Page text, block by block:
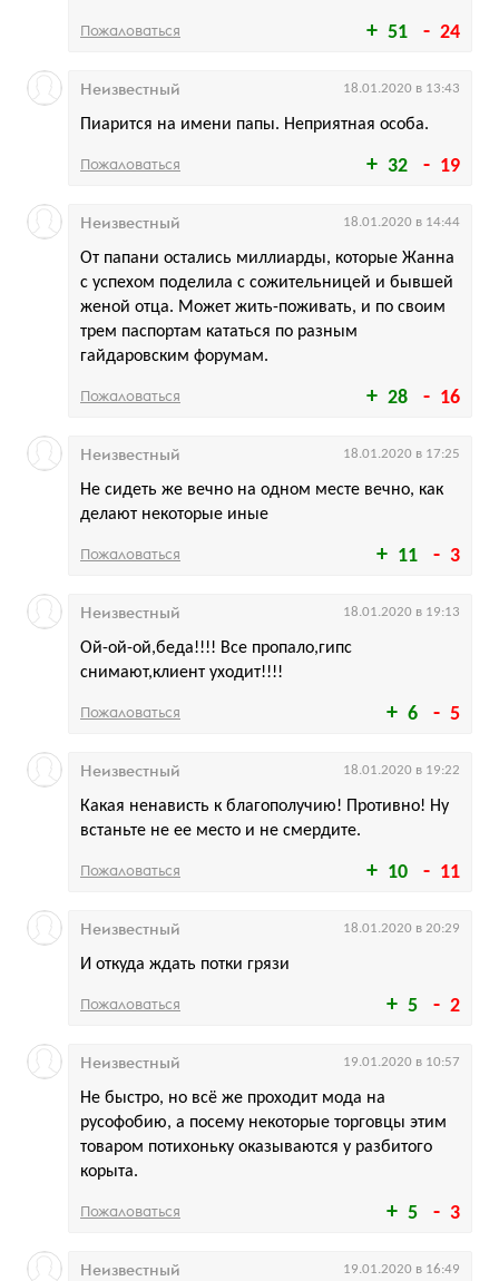
51 24
Пожаловаться
32 19
Пиарится на имени папы. Неприятная особа.
Неизвестный 18.01.2020 в 13:43
Пожаловаться
28 16
От папани остались миллиарды, которые Жанна
с успехом поделила с сожительницей и бывшей
женой отца. Может жить-поживать, и по своим
трем паспортам кататься по разным
гайдаровским форумам.
Неизвестный 18.01.2020 в 14:44
Пожаловаться
11 3
Не сидеть же вечно на одном месте вечно, как
делают некоторые иные
Неизвестный 18.01.2020 в 17:25
Пожаловаться
6 5
Ой-ой-ой,беда!!!! Все пропало,гипс
снимают,клиент уходит!!!!
Неизвестный 18.01.2020 в 19:13
Пожаловаться
10 11
Какая ненависть к благополучию! Противно! Ну
встаньте не ее место и не смердите.
Неизвестный 18.01.2020 в 19:22
Пожаловаться
5 2
И откуда ждать потки грязи
Неизвестный 18.01.2020 в 20:29
Пожаловаться
5 3
Не быстро, но всё же проходит мода на
русофобию, а посему некоторые торговцы этим
товаром потихоньку оказываются у разбитого
корыта.
Неизвестный 19.01.2020 в 10:57
Пожаловаться
Неизвестный 19.01.2020 в 16:49